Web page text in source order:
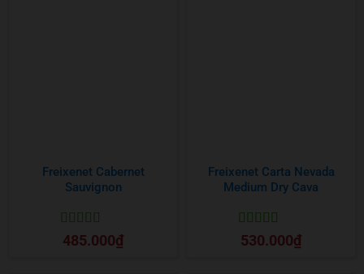
Freixenet Cabernet
Sauvignon
Được xếp
hạng55 sao
485.000₫
Freixenet Carta Nevada
Medium Dry Cava
Được xếp
hạng55 sao
530.000₫